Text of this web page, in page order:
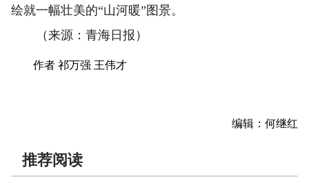
绘就一幅壮美的“山河暖”图景。
（来源：青海日报）
作者 祁万强 王伟才
编辑：何继红
推荐阅读